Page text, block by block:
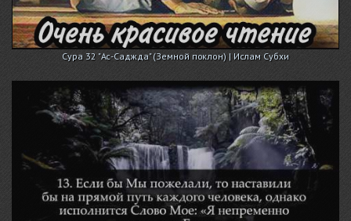
Сура 32 "Ас-Саджда" (Земной поклон) | Ислам Субхи